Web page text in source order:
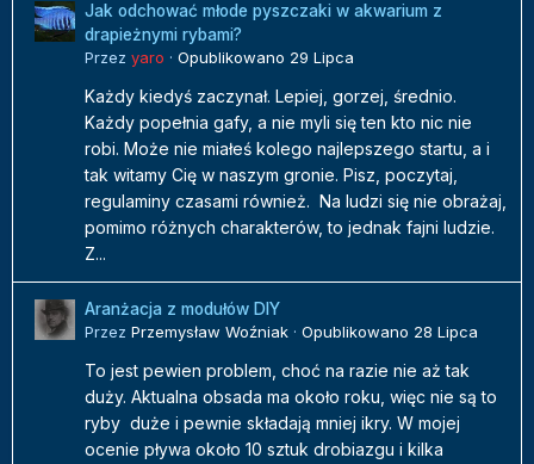
Jak odchować młode pyszczaki w akwarium z
drapieżnymi rybami?
Przez yaro · Opublikowano 29 Lipca
Każdy kiedyś zaczynał. Lepiej, gorzej, średnio.
Każdy popełnia gafy, a nie myli się ten kto nic nie
robi. Może nie miałeś kolego najlepszego startu, a i
tak witamy Cię w naszym gronie. Pisz, poczytaj,
regulaminy czasami również. Na ludzi się nie obrażaj,
pomimo różnych charakterów, to jednak fajni ludzie.
Z...
Aranżacja z modułów DIY
Przez Przemysław Woźniak · Opublikowano 28 Lipca
To jest pewien problem, choć na razie nie aż tak
duży. Aktualna obsada ma około roku, więc nie są to
ryby duże i pewnie składają mniej ikry. W mojej
ocenie pływa około 10 sztuk drobiazgu i kilka